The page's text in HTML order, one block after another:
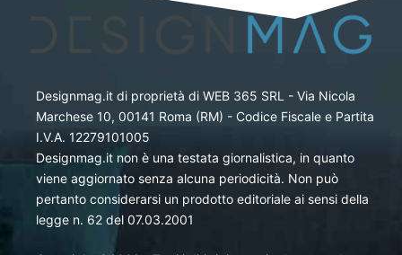
Designmag.it di proprietà di WEB 365 SRL - Via Nicola
Marchese 10, 00141 Roma (RM) - Codice Fiscale e Partita
I.V.A. 12279101005
Designmag.it non è una testata giornalistica, in quanto
viene aggiornato senza alcuna periodicità. Non può
pertanto considerarsi un prodotto editoriale ai sensi della
legge n. 62 del 07.03.2001